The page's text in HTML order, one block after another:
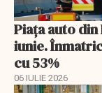
Piața auto
iunie.
cu 53%
06 IULIE 2026